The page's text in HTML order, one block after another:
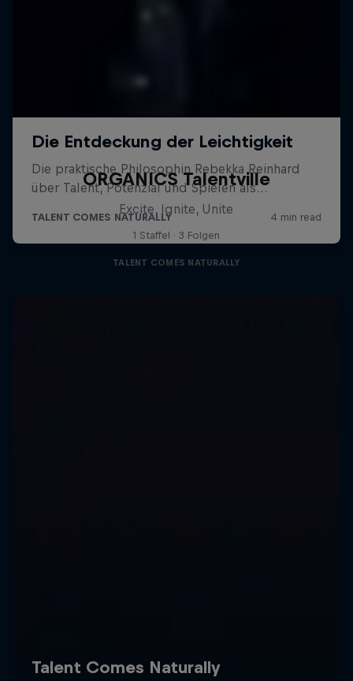
ORGANICS Talentville
Excite, Ignite, Unite
1 Staffel · 3 Folgen
TALENT COMES NATURALLY